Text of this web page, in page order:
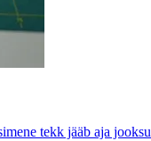
tekk jääb aja